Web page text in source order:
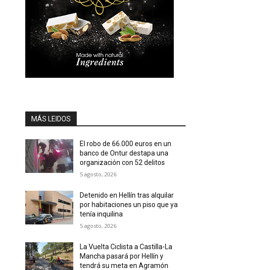
MÁS LEIDOS
El robo de 66.000 euros en un
banco de Ontur destapa una
organización con 52 delitos
5 agosto, 2026
Detenido en Hellín tras alquilar
por habitaciones un piso que ya
tenía inquilina
5 agosto, 2026
La Vuelta Ciclista a Castilla-La
Mancha pasará por Hellín y
tendrá su meta en Agramón